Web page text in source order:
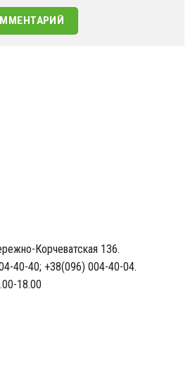
Корчеватская 136.
40-40; +38(096) 004-40-04.
18.00